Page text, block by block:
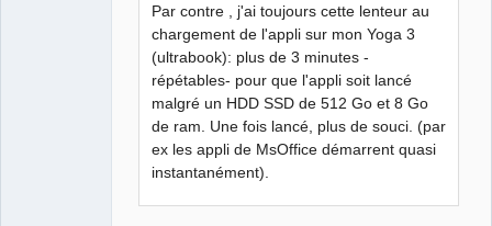
Par contre , j'ai toujours cette lenteur au
chargement de l'appli sur mon Yoga 3
(ultrabook): plus de 3 minutes -
répétables- pour que l'appli soit lancé
malgré un HDD SSD de 512 Go et 8 Go
de ram. Une fois lancé, plus de souci. (par
ex les appli de MsOffice démarrent quasi
instantanément).